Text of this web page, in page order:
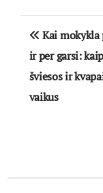
tarp
įrašų
Kai mokykla
ir per garsi:
šviesos ir
vaikus